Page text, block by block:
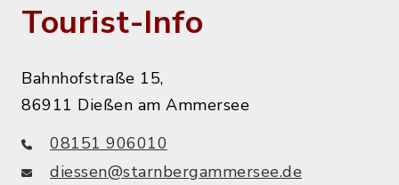
Tourist-Info
Bahnhofstraße 15,
86911 Dießen am Ammersee
08151 906010
diessen@starnbergammersee.de